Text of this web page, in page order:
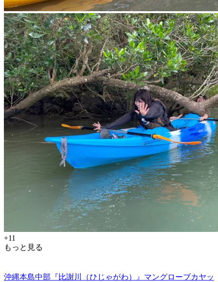
+11
もっと見る
沖縄本島中部『比謝川（ひじゃがわ）』マングローブカヤッ